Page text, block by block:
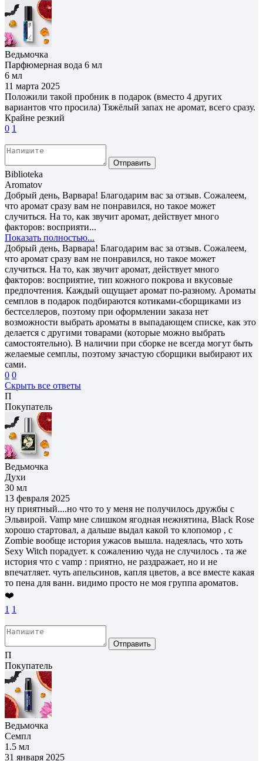
Ведьмочка
Парфюмерная вода 6 мл
6 мл
11 марта 2025
Положили такой пробник в подарок (вместо 4 других
вариантов что просила) Тяжёлый запах не аромат, всего сразу.
Крайне резкий
0 1
Отправить
Biblioteka
Aromatov
Добрый день, Варвара! Благодарим вас за отзыв. Сожалеем,
что аромат сразу вам не понравился, но такое может
случиться. На то, как звучит аромат, действует много
факторов: восприяти...
Показать полностью...
Добрый день, Варвара! Благодарим вас за отзыв. Сожалеем,
что аромат сразу вам не понравился, но такое может
случиться. На то, как звучит аромат, действует много
факторов: восприятие, тип кожного покрова и вкусовые
предпочтения. Каждый ощущает аромат по-разному. Ароматы
семплов в подарок подбираются котиками-сборщиками из
бестселлеров, поэтому при оформлении заказа нет
возможности выбрать ароматы в выпадающем списке, как это
делается с другими товарами (которые можно выбрать
самостоятельно). В наличии при сборке не всегда могут быть
желаемые семплы, поэтому зачастую сборщики выбирают их
сами.
0 0
Скрыть все ответы
П
Покупатель
Ведьмочка
Духи
30 мл
13 февраля 2025
ну приятный....но что то у меня не получилось дружбы с
Эльвирой. Vamp мне слишком ягодная нежнятина, Black Rose
хорошо стартовал, а дальше выдал какой то клопомор , с
Zombie вообще история ужасов вышла. надеялась, что хоть
Sexy Witch порадует. к сожалению чуда не случилось . та же
история что с vamp : приятно, не раздражает, но и не
впечатляет. чуть апельсинов, капля цветов, а все вместе какая
то пена для ванн. видимо просто не моя группа ароматов.
❤️
1 1
Отправить
П
Покупатель
Ведьмочка
Семпл
1.5 мл
31 января 2025